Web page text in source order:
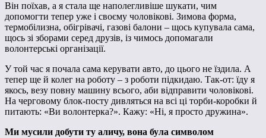
Він поїхав, а я стала ще наполегливіше шукати, чим
допомогти тепер уже і своєму чоловікові. Зимова форма,
термобілизна, обігрівачі, газові балони – щось купувала сама,
щось зі зборами серед друзів, із чимось допомагали
волонтерські організації.
У той час я почала сама керувати авто, до цього не їздила. А
тепер ще й колег на роботу – з роботи підкидаю. Так-от: їду я
якось, везу повну машину всього, аби відправити чоловікові.
На черговому блок-посту дивляться на всі ці торби-коробки й
питають: «Ви волонтерка?». Кажу: «Ні, я просто дружина».
Ми мусили добути ту аличу, вона була символом